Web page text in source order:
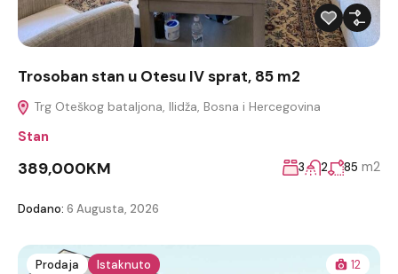
Trosoban stan u Otesu IV sprat, 85 m2
Trg Oteškog bataljona, Ilidža, Bosna i Hercegovina
Stan
389,000KM 3 2 85 m2
Dodano: 6 Augusta, 2026
Prodaja Istaknuto 12